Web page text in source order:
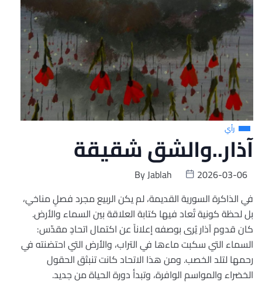
رأي
آذار..والشق شقيقة
ByJablah
2026-03-06
في الذاكرة السورية القديمة، لم يكن الربيع مجرد فصلٍ مناخي،
بل لحظة كونية تُعاد فيها كتابة العلاقة بين السماء والأرض.
كان قدوم آذار يُرى بوصفه إعلاناً عن اكتمال اتحادٍ مقدّس:
السماء التي سكبت ماءها في التراب، والأرض التي احتضنته في
رحمها لتلد الخصب. ومن هذا الاتحاد كانت تنبثق الحقول
الخضراء والمواسم الوافرة، وتبدأ دورة الحياة من جديد.